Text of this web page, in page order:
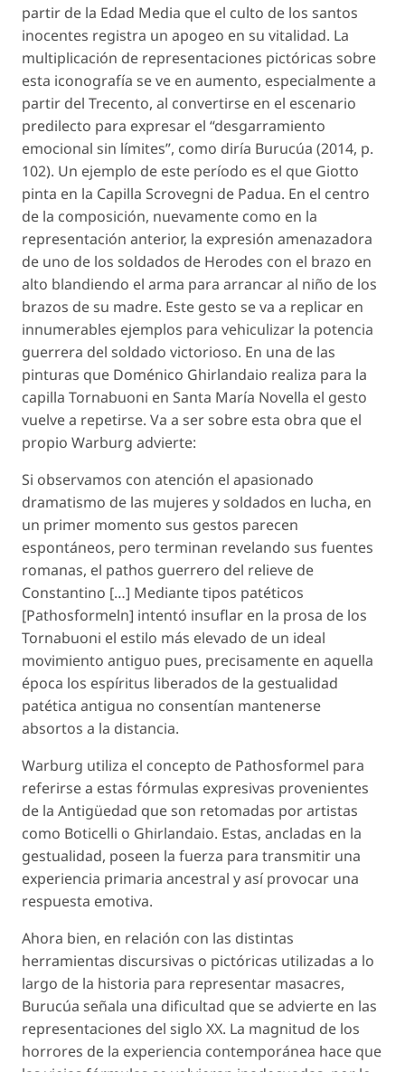
partir de la Edad Media que el culto de los santos
inocentes registra un apogeo en su vitalidad. La
multiplicación de representaciones pictóricas sobre
esta iconografía se ve en aumento, especialmente a
partir del Trecento, al convertirse en el escenario
predilecto para expresar el “desgarramiento
emocional sin límites”, como diría Burucúa (2014, p.
102). Un ejemplo de este período es el que Giotto
pinta en la Capilla Scrovegni de Padua. En el centro
de la composición, nuevamente como en la
representación anterior, la expresión amenazadora
de uno de los soldados de Herodes con el brazo en
alto blandiendo el arma para arrancar al niño de los
brazos de su madre. Este gesto se va a replicar en
innumerables ejemplos para vehiculizar la potencia
guerrera del soldado victorioso. En una de las
pinturas que Doménico Ghirlandaio realiza para la
capilla Tornabuoni en Santa María Novella el gesto
vuelve a repetirse. Va a ser sobre esta obra que el
propio Warburg advierte:
Si observamos con atención el apasionado
dramatismo de las mujeres y soldados en lucha, en
un primer momento sus gestos parecen
espontáneos, pero terminan revelando sus fuentes
romanas, el pathos guerrero del relieve de
Constantino […] Mediante tipos patéticos
[Pathosformeln] intentó insuflar en la prosa de los
Tornabuoni el estilo más elevado de un ideal
movimiento antiguo pues, precisamente en aquella
época los espíritus liberados de la gestualidad
patética antigua no consentían mantenerse
absortos a la distancia.
Warburg utiliza el concepto de Pathosformel para
referirse a estas fórmulas expresivas provenientes
de la Antigüedad que son retomadas por artistas
como Boticelli o Ghirlandaio. Estas, ancladas en la
gestualidad, poseen la fuerza para transmitir una
experiencia primaria ancestral y así provocar una
respuesta emotiva.
Ahora bien, en relación con las distintas
herramientas discursivas o pictóricas utilizadas a lo
largo de la historia para representar masacres,
Burucúa señala una dificultad que se advierte en las
representaciones del siglo XX. La magnitud de los
horrores de la experiencia contemporánea hace que